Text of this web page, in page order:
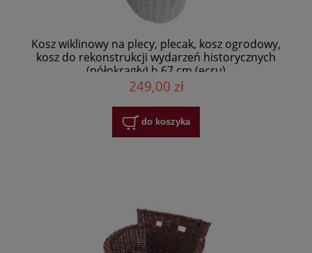
Kosz wiklinowy na plecy, plecak, kosz ogrodowy,
kosz do rekonstrukcji wydarzeń historycznych
(półokrągły) h 67 cm (ecru)
249,00 zł
do koszyka